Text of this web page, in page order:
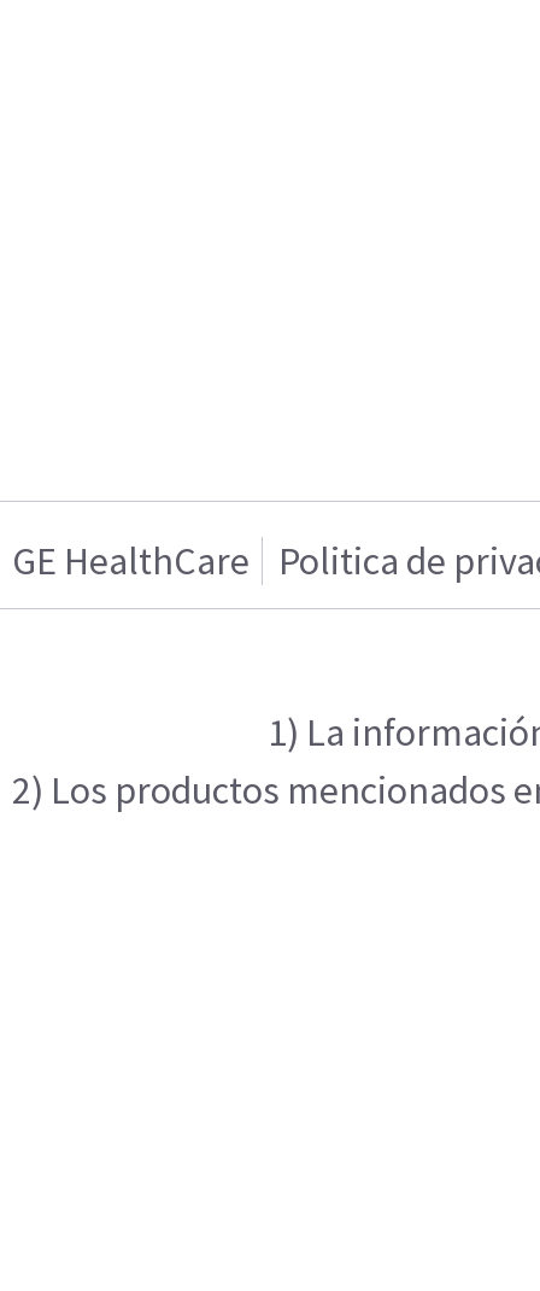
GE HealthCare Politica de
1) La
2) Los productos mencionados